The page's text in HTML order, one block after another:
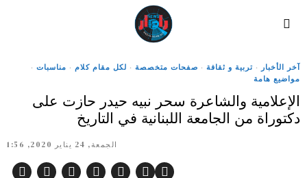
آخر الأخبار · تربية و ثقافة · صفحات متخصصة · لكل مقام كلام · مناسبات ·
مواضيع هامة
الإعلامية والشاعرة سحر نبيه حيدر حازت على
دكتوراة من الجامعة اللبنانية في التاريخ
الجمعة, 24 يناير 2020, 1:56